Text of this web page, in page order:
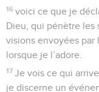
16 voici ce que je
Dieu, qui pénètre les
visions envoyées par
lorsque je l’adore.
17 Je vois ce qui
je discerne un